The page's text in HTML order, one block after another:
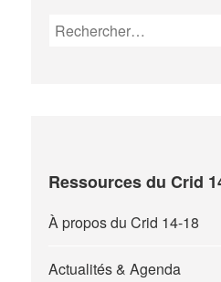
Rechercher :
Ressources du Crid
À propos du Crid 14-18
Actualités & Agenda